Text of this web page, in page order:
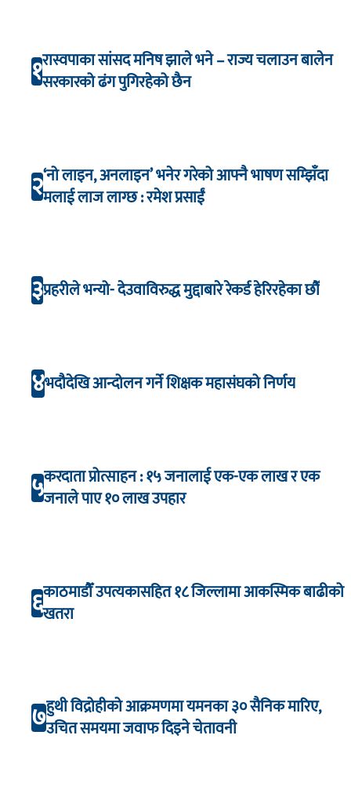
१रास्वपाका सांसद मनिष झाले भने – राज्य चलाउन बालेन
सरकारको ढंग पुगिरहेको छैन
२‘नो लाइन, अनलाइन’ भनेर गरेको आफ्नै भाषण सम्झिँदा
मलाई लाज लाग्छ : रमेश प्रसाईं
३प्रहरीले भन्यो- देउवाविरुद्ध मुद्दाबारे रेकर्ड हेरिरहेका छौँ
४भदौदेखि आन्दोलन गर्ने शिक्षक महासंघको निर्णय
५करदाता प्रोत्साहन : १५ जनालाई एक-एक लाख र एक
जनाले पाए १० लाख उपहार
६काठमाडौँ उपत्यकासहित १८ जिल्लामा आकस्मिक बाढीको
खतरा
७हुथी विद्रोहीको आक्रमणमा यमनका ३० सैनिक मारिए,
उचित समयमा जवाफ दिइने चेतावनी